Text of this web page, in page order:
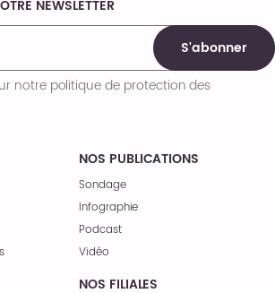
NOS PUBLICATIONS
Sondage
Infographie
Podcast
Vidéo
NOS FILIALES
NEWSLETTER
S'abonner
notre politique de protection des